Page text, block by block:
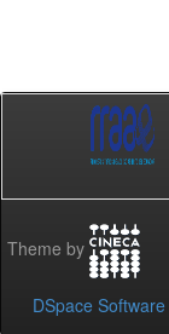
Theme by
DSpace Software